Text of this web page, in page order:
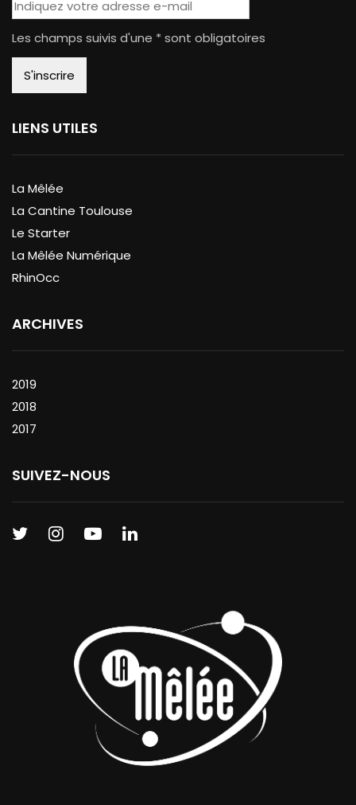
Les champs suivis d'une * sont obligatoires
LIENS UTILES
La Mêlée
La Cantine Toulouse
Le Starter
La Mêlée Numérique
RhinOcc
ARCHIVES
2019
2018
2017
SUIVEZ-NOUS